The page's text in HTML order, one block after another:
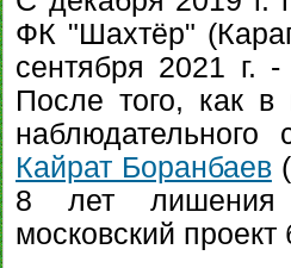
ФК "Шахтёр"
сентября 2021 г.
После того, как в
Кайрат Боранбаев
8 лет лишения
московский проект